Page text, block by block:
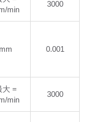
min
3000
mm 0.001
大 =
min
3000